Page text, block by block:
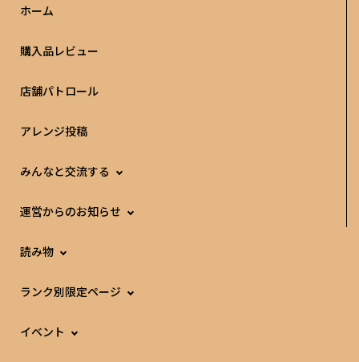
ホーム
購入品レビュー
店舗パトロール
アレンジ投稿
みんなと交流する
運営からのお知らせ
読み物
ランク別限定ページ
イベント